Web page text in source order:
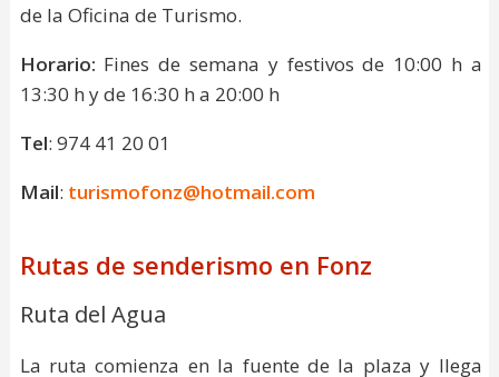
de la Oficina de Turismo.
Horario: Fines de semana y festivos de 10:00 h a
13:30 h y de 16:30 h a 20:00 h
Tel: 974 41 20 01
Mail: turismofonz@hotmail.com
Rutas de senderismo en Fonz
Ruta del Agua
La ruta comienza en la fuente de la plaza y llega